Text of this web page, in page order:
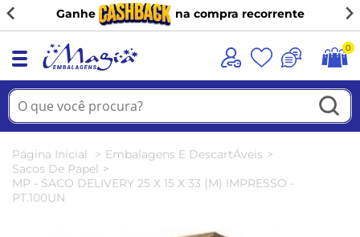
Ganhe na compra recorrente
0
Página Inicial
Embalagens E DescartÁveis
Sacos De Papel
MP - SACO DELIVERY 25 X 15 X 33 (M) IMPRESSO -
PT.100UN